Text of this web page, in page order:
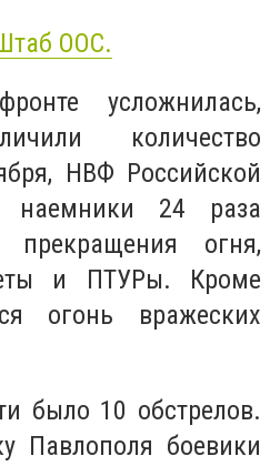
ООС.
усложнилась,
количество
НВФ Российской
24 раза
огня,
и ПТУРы. Кроме
огонь вражеских
было 10 обстрелов.
Павлополя боевики